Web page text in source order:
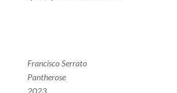
Francisco Serrato
Pantherose
2023